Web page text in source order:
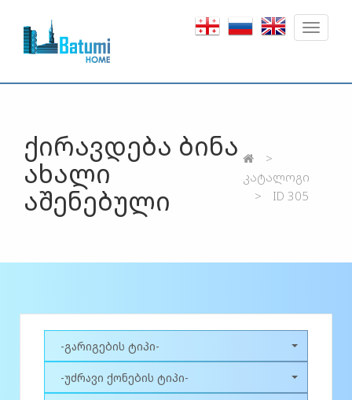
Toggle
ქირავდება ბინა
ახალი
აშენებული
კატალოგი
ID 305
-გარიგების ტიპი-
-უძრავი ქონების ტიპი-